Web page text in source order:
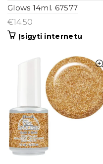
Glows 14ml. 67577
€14.50
Įsigyti internetu